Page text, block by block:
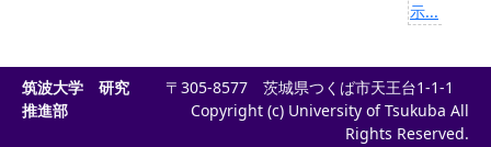
示...
筑波大学 研究
推進部
〒305-8577 茨城県つくば市天王台1-1-1
Copyright (c) University of Tsukuba All
Rights Reserved.